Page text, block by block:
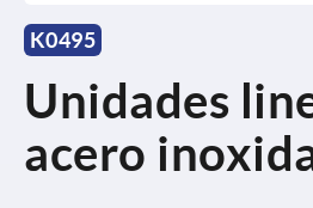
K0495
Unidades
acero